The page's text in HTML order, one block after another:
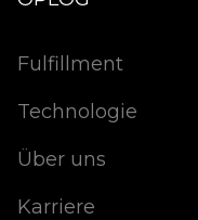
Fulfillment
Technologie
Über uns
Karriere